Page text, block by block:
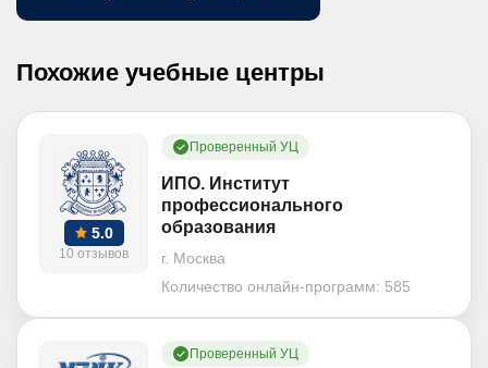
Похожие учебные центры
5.0
10 отзывов
Проверенный УЦ
ИПО. Институт
профессионального
образования
г. Москва
Количество онлайн-программ: 585
Проверенный УЦ